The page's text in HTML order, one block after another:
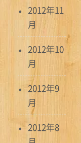
2012年11
月
2012年10
月
2012年9
月
2012年8